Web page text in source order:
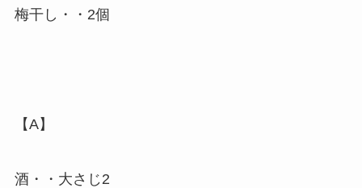
梅干し・・2個
【A】
酒・・大さじ2